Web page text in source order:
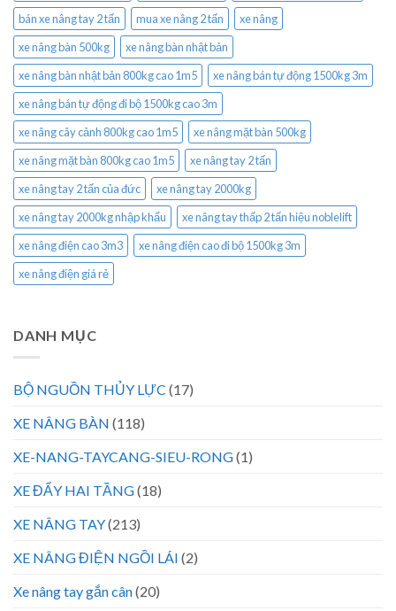
bán xe nâng tay 2 tấn
mua xe nâng 2 tấn
xe nâng
xe nâng bàn 500kg
xe nâng bàn nhật bản
xe nâng bàn nhật bản 800kg cao 1m5
xe nâng bán tự động 1500kg 3m
xe nâng bán tự động đi bộ 1500kg cao 3m
xe nâng cây cảnh 800kg cao 1m5
xe nâng mặt bàn 500kg
xe nâng mặt bàn 800kg cao 1m5
xe nâng tay 2 tấn
xe nâng tay 2 tấn của đức
xe nâng tay 2000kg
xe nâng tay 2000kg nhập khẩu
xe nâng tay thấp 2 tấn hiệu noblelift
xe nâng điện cao 3m3
xe nâng điện cao đi bộ 1500kg 3m
xe nâng điện giá rẻ
DANH MỤC
BỘ NGUỒN THỦY LỰC (17)
XE NÂNG BÀN (118)
XE-NANG-TAYCANG-SIEU-RONG(1)
XE ĐẨY HAI TẦNG(18)
XE NÂNG TAY(213)
XE NÂNG ĐIỆN NGỒI LÁI (2)
Xe nâng tay gắn cân(20)